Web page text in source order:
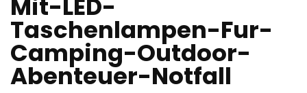
Mit-LED-
Taschenlampen-Fur-
Camping-Outdoor-
Abenteuer-Notfall